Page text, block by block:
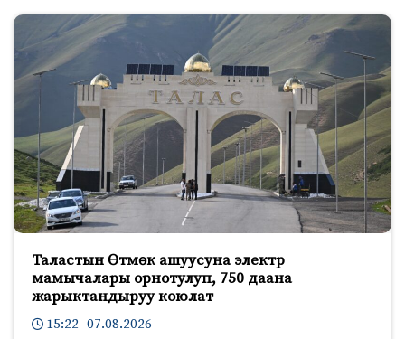
Таластын Өтмөк ашуусуна электр
мамычалары орнотулуп, 750 даана
жарыктандыруу коюлат
15:22 07.08.2026